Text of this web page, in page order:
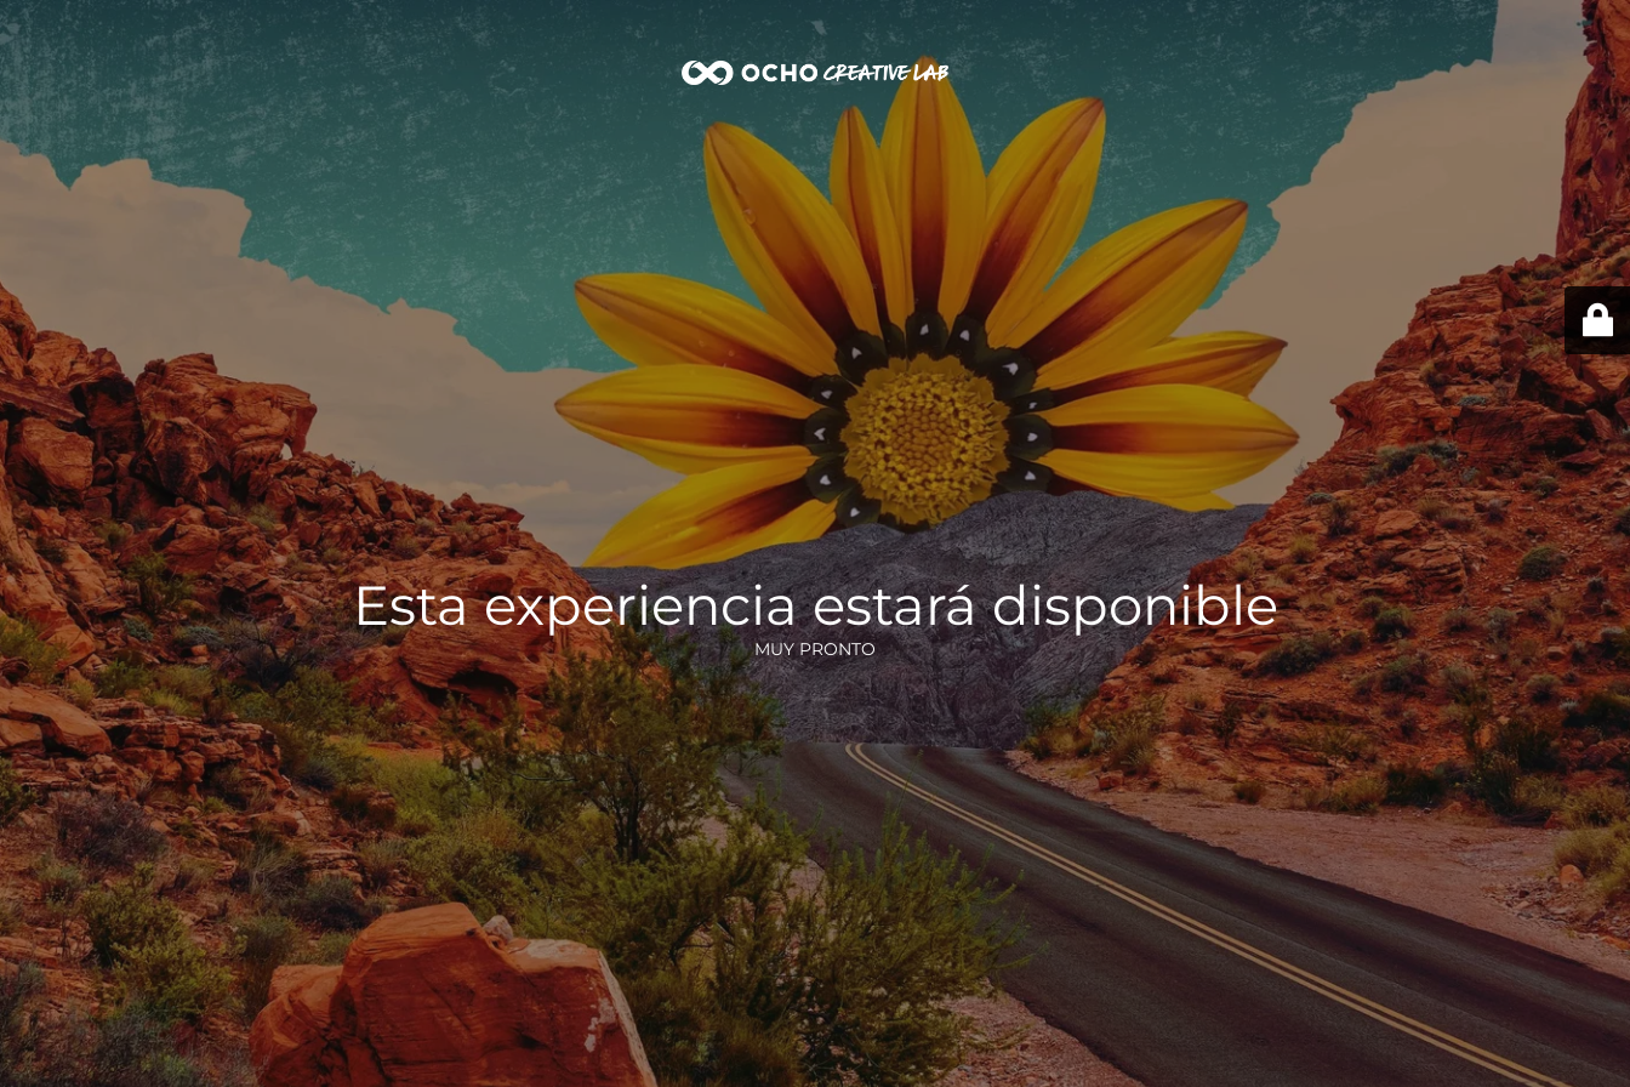
Esta experiencia estará disponible
MUY PRONTO